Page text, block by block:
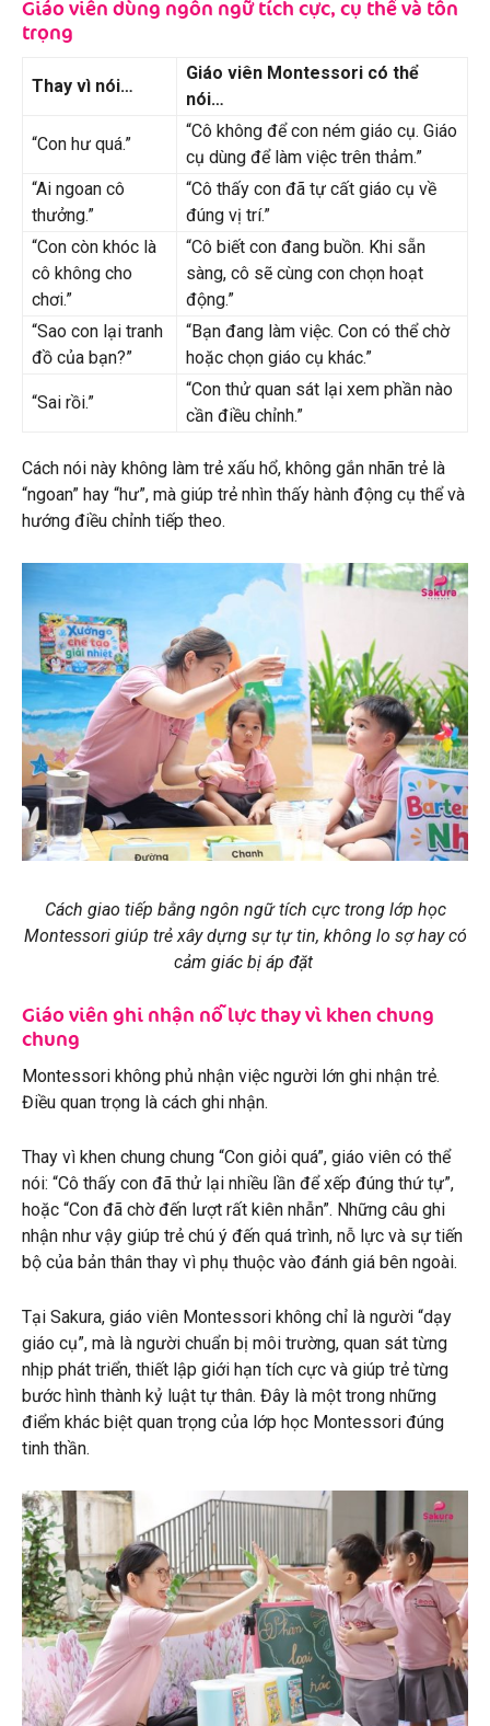
Giáo viên dùng ngôn ngữ tích cực, cụ thể và tôn
trọng
Thay vì nói…
Giáo viên Montessori có thể
nói…
“Con hư quá.”
“Cô không để con ném giáo cụ. Giáo
cụ dùng để làm việc trên thảm.”
“Ai ngoan cô
thưởng.”
“Cô thấy con đã tự cất giáo cụ về
đúng vị trí.”
“Con còn khóc là
cô không cho
chơi.”
“Cô biết con đang buồn. Khi sẵn
sàng, cô sẽ cùng con chọn hoạt
động.”
“Sao con lại tranh
đồ của bạn?”
“Bạn đang làm việc. Con có thể chờ
hoặc chọn giáo cụ khác.”
“Sai rồi.”
“Con thử quan sát lại xem phần nào
cần điều chỉnh.”
Cách nói này không làm trẻ xấu hổ, không gắn nhãn trẻ là
“ngoan” hay “hư”, mà giúp trẻ nhìn thấy hành động cụ thể và
hướng điều chỉnh tiếp theo.
Cách giao tiếp bằng ngôn ngữ tích cực trong lớp học
Montessori giúp trẻ xây dựng sự tự tin, không lo sợ hay có
cảm giác bị áp đặt
Giáo viên ghi nhận nỗ lực thay vì khen chung
chung
Montessori không phủ nhận việc người lớn ghi nhận trẻ.
Điều quan trọng là cách ghi nhận.
Thay vì khen chung chung “Con giỏi quá”, giáo viên có thể
nói: “Cô thấy con đã thử lại nhiều lần để xếp đúng thứ tự”,
hoặc “Con đã chờ đến lượt rất kiên nhẫn”. Những câu ghi
nhận như vậy giúp trẻ chú ý đến quá trình, nỗ lực và sự tiến
bộ của bản thân thay vì phụ thuộc vào đánh giá bên ngoài.
Tại Sakura, giáo viên Montessori không chỉ là người “dạy
giáo cụ”, mà là người chuẩn bị môi trường, quan sát từng
nhịp phát triển, thiết lập giới hạn tích cực và giúp trẻ từng
bước hình thành kỷ luật tự thân. Đây là một trong những
điểm khác biệt quan trọng của lớp học Montessori đúng
tinh thần.